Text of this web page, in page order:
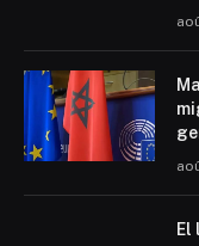
El